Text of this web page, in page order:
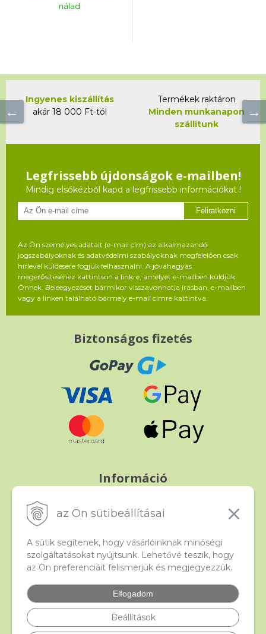
az Ön sütibeállításai
A sütik segítenek, hogy vásárlóinknak minőségi
szolgáltatásokat nyújtsunk. Lehetővé teszik, hogy
az Ön preferenciáit felismerjük és megjegyezzük.
Elfogadom
Beállítások
nálad
Ingyenes kiszállítás
akár 18 000 Ft-tól
Termékek raktáron
Minden munkanapon
szállítunk
Legfrissebb újdonságok e-mailben!
Mindig elsőkézből kapd a legfrissebb információkat !
Feliratkozni
Az Ön személyes adatait (e-mail cím) az alkalmazandó
jogszabályoknak és adatvédelmi szabályoknak megfelelően csak
hírlevél küldésére fogjuk felhasználni. A jóváhagyás
megerősítéséhez kattintson a linkre, amelyet e-mailben küldjük
Önnek. Beleegyezését bármikor visszavonhatja írásban, e-mailben
vagy a linken található bármely e-mail címre kattintva.
Biztonságos fizetés
Információ
Panasz, árucsere és visszáru
Beado
Kapcsolat
Gyakori kérdések
Facebook